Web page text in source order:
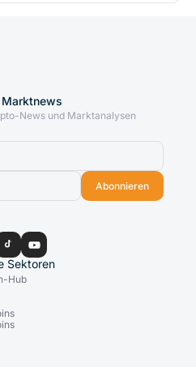
News und Marktanalysen
Abonnieren
Sektoren
Hub